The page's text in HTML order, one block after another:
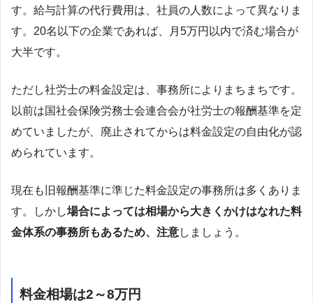
す。給与計算の代行費用は、社員の人数によって異なりま
す。20名以下の企業であれば、月5万円以内で済む場合が
大半です。
ただし社労士の料金設定は、事務所によりまちまちです。
以前は国社会保険労務士会連合会が社労士の報酬基準を定
めていましたが、廃止されてからは料金設定の自由化が認
められています。
現在も旧報酬基準に準じた料金設定の事務所は多くありま
す。しかし場合によっては相場から大きくかけはなれた料
金体系の事務所もあるため、注意しましょう。
料金相場は2～8万円